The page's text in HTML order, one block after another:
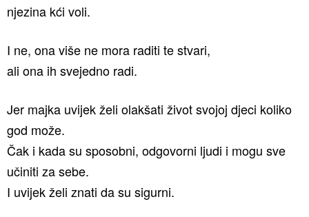
njezina kći voli.⁣
I ne, ona više ne mora raditi te stvari,
ali ona ih svejedno radi.
Jer majka uvijek želi olakšati život svojoj djeci koliko
god može.
Čak i kada su sposobni, odgovorni ljudi i mogu sve
učiniti za sebe.
I uvijek želi znati da su sigurni.